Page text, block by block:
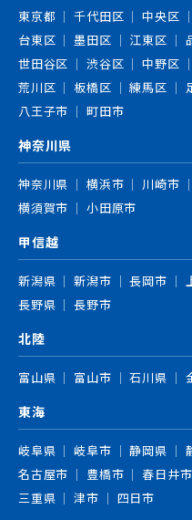
東京都 千代田区 中央区
台東区
墨田区 江東区
世田谷区
渋谷区 中野区
荒川区
板橋区 練馬区
八王子市
町田市
神奈川県
神奈川県 横浜市 川崎市
横須賀市
小田原市
甲信越
新潟県 新潟市 長岡市
長野県
長野市
北陸
富山県 富山市 石川県
東海
岐阜県 岐阜市 静岡県
名古屋市
豊橋市 春日井市
三重県
津市 四日市